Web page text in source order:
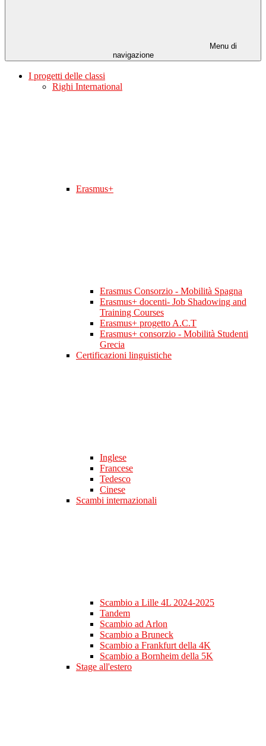
Menu di
navigazione
I progetti delle classi
Righi International
Erasmus+
Erasmus Consorzio - Mobilità Spagna
Erasmus+ docenti- Job Shadowing and
Training Courses
Erasmus+ progetto A.C.T
Erasmus+ consorzio - Mobilità Studenti
Grecia
Certificazioni linguistiche
Inglese
Francese
Tedesco
Cinese
Scambi internazionali
Scambio a Lille 4L 2024-2025
Tandem
Scambio ad Arlon
Scambio a Bruneck
Scambio a Frankfurt della 4K
Scambio a Bornheim della 5K
Stage all'estero